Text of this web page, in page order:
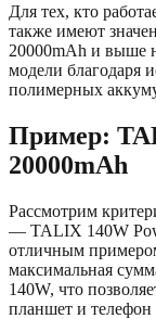
Для тех, кто
также имеют
20000mAh и выше
модели благодаря
полимерных
Пример:
20000mAh
Рассмотрим
— TALIX 140W
отличным
максимальная
140W, что
планшет и телефон